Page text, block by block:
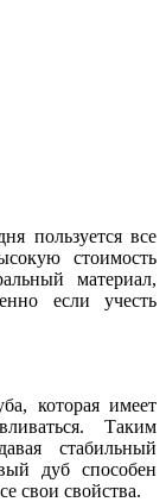
пользуется все
стоимость
материал,
если учесть
которая имеет
Таким
стабильный
дуб способен
свои свойства.